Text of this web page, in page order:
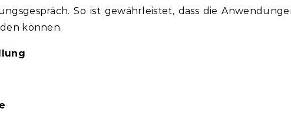
So ist gewährleistet, dass die
können.